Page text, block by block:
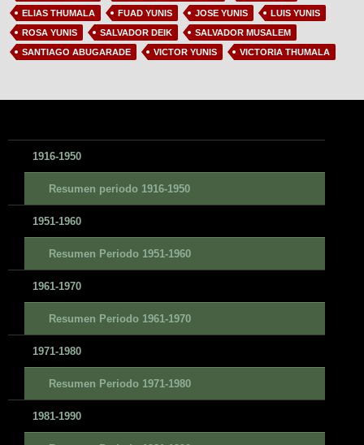
ELIAS THUMALA
FUAD YUNIS JOSE YUNIS
LUIS YUNIS
ROSA YUNIS
SALVADOR DEIK
SALVADOR MUSALEM
SANTIAGO ABUGARADE
VICTOR YUNIS VICTORIA THUMALA
1916-1950
Resumen periodo 1916-1950
1951-1960
Resumen Periodo 1951-1960
1961-1970
Resumen Periodo 1961-1970
1971-1980
Resumen Periodo 1971-1980
1981-1990